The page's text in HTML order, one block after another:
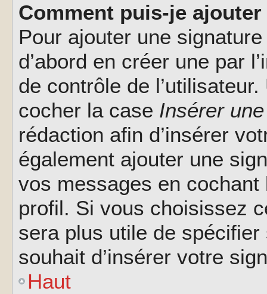
Comment puis-je
Pour ajouter une
d’abord en créer une par
de contrôle de
cocher la case Insérer
rédaction afin d’insérer
également ajouter une
vos messages en
profil. Si vous choisissez
sera plus utile de
souhait d’insérer votre
Haut